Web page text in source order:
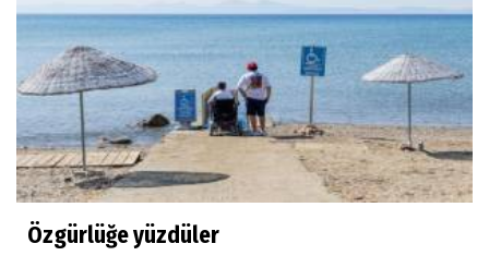
Özgürlüğe yüzdüler